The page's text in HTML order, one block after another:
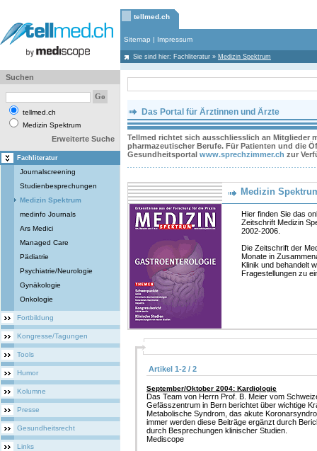
tellmed.ch
Sitemap | Impressum
Sie sind hier: Fachliteratur » Medizin Spektrum
Suchen
tellmed.ch
Medizin Spektrum
Erweiterte Suche
Fachliteratur
Journalscreening
Studienbesprechungen
Medizin Spektrum
medinfo Journals
Ars Medici
Managed Care
Pädiatrie
Psychiatrie/Neurologie
Gynäkologie
Onkologie
Fortbildung
Kongresse/Tagungen
Tools
Humor
Kolumne
Presse
Gesundheitsrecht
Links
Das Portal für Ärztinnen und Ärzte
Tellmed richtet sich ausschliesslich an Mitglieder
pharmazeutischer Berufe. Für Patienten und die
Gesundheitsportal www.sprechzimmer.ch zur
Medizin
Hier finden Sie das
Zeitschrift Medizin
2002-2006.
Die Zeitschrift der
Monate in
Klinik und behandelt
Fragestellungen zu
Artikel 1-2 / 2
September/Oktober 2004: Kardiologie
Das Team von Herrn Prof. B. Meier vom
Gefässzentrum in Bern berichtet über wichtige
Metabolische Syndrom, das akute
immer werden diese Beiträge ergänzt durch
durch Besprechungen klinischer Studien.
Mediscope